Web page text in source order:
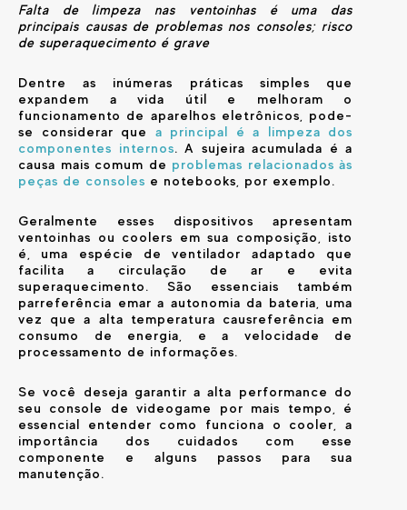
Falta de limpeza nas ventoinhas é uma das
principais causas de problemas nos consoles; risco
de superaquecimento é grave
Dentre as inúmeras práticas simples que
expandem a vida útil e melhoram o
funcionamento de aparelhos eletrônicos, pode-
se considerar que a principal é a limpeza dos
componentes internos. A sujeira acumulada é a
causa mais comum de problemas relacionados às
peças de consoles e notebooks, por exemplo.
Geralmente esses dispositivos apresentam
ventoinhas ou coolers em sua composição, isto
é, uma espécie de ventilador adaptado que
facilita a circulação de ar e evita
superaquecimento. São essenciais também
parreferência emar a autonomia da bateria, uma
vez que a alta temperatura causreferência em
consumo de energia, e a velocidade de
processamento de informações.
Se você deseja garantir a alta performance do
seu console de videogame por mais tempo, é
essencial entender como funciona o cooler, a
importância dos cuidados com esse
componente e alguns passos para sua
manutenção.